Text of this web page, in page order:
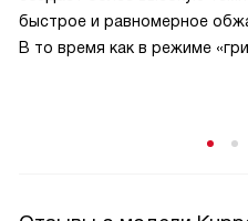
быстрое и равномерное
В то время как в режиме